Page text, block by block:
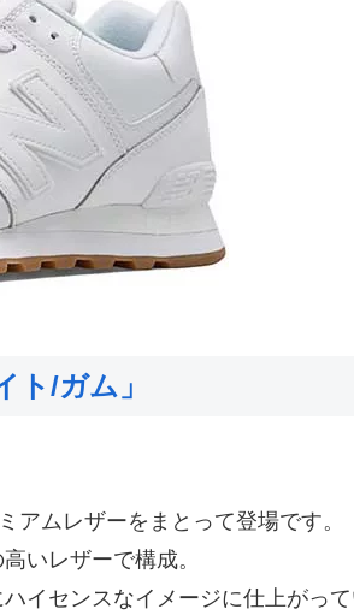
ト/ガム」
アムレザーをまとって登場です。
いレザーで構成。
イセンスなイメージに仕上がって